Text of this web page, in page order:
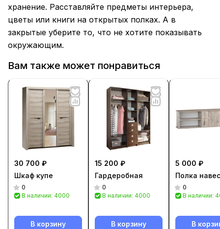
хранение. Расставляйте предметы интерьера,
цветы или книги на открытых полках. А в
закрытые уберите то, что не хотите показывать
окружающим.
Вам также может понравиться
30 700 ₽
Шкаф купе
0
В наличии: 4000
В корзину
15 200 ₽
Гардеробная
0
В наличии: 4000
В корзину
5 000 ₽
Полка
0
В наличии:
В